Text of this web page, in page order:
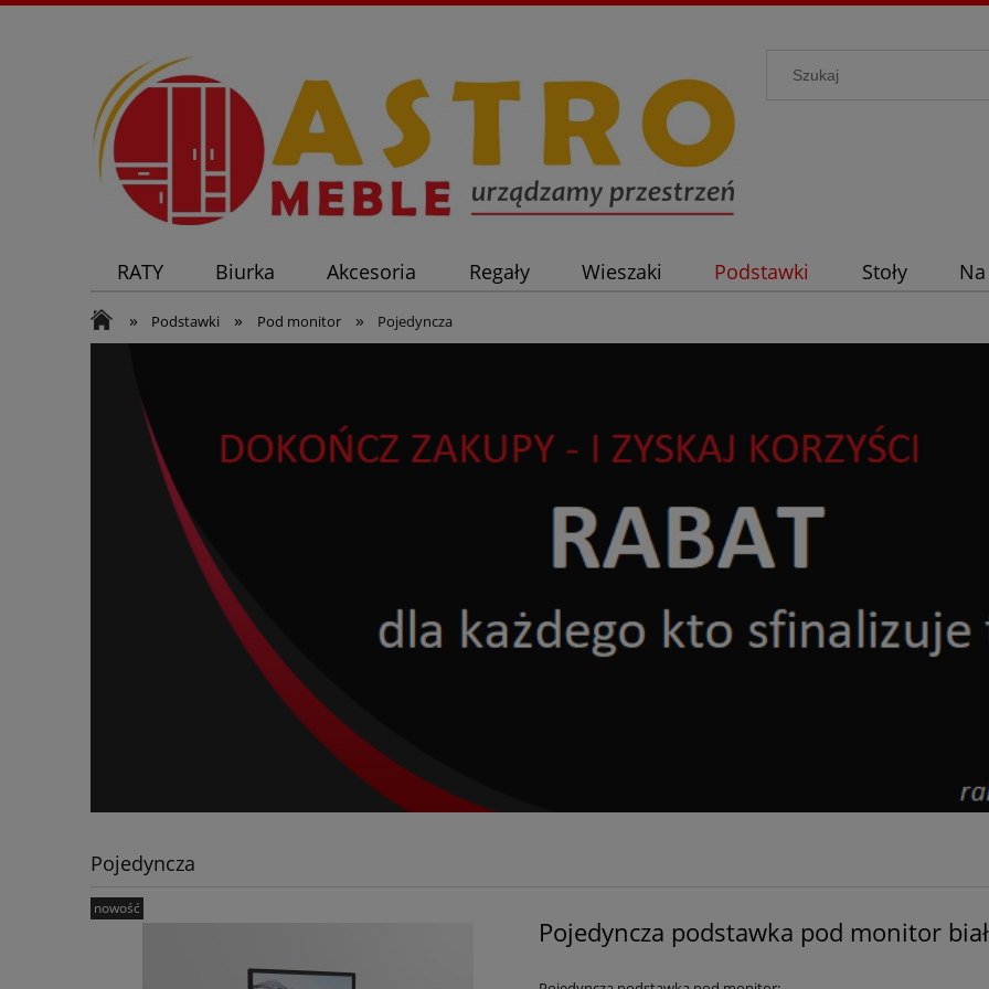
RATY Biurka Akcesoria Regały Wieszaki Podstawki Stoły
» Podstawki » Pod monitor » Pojedyncza
Pojedyncza
Pojedyncza podstawka pod monitor
nowość